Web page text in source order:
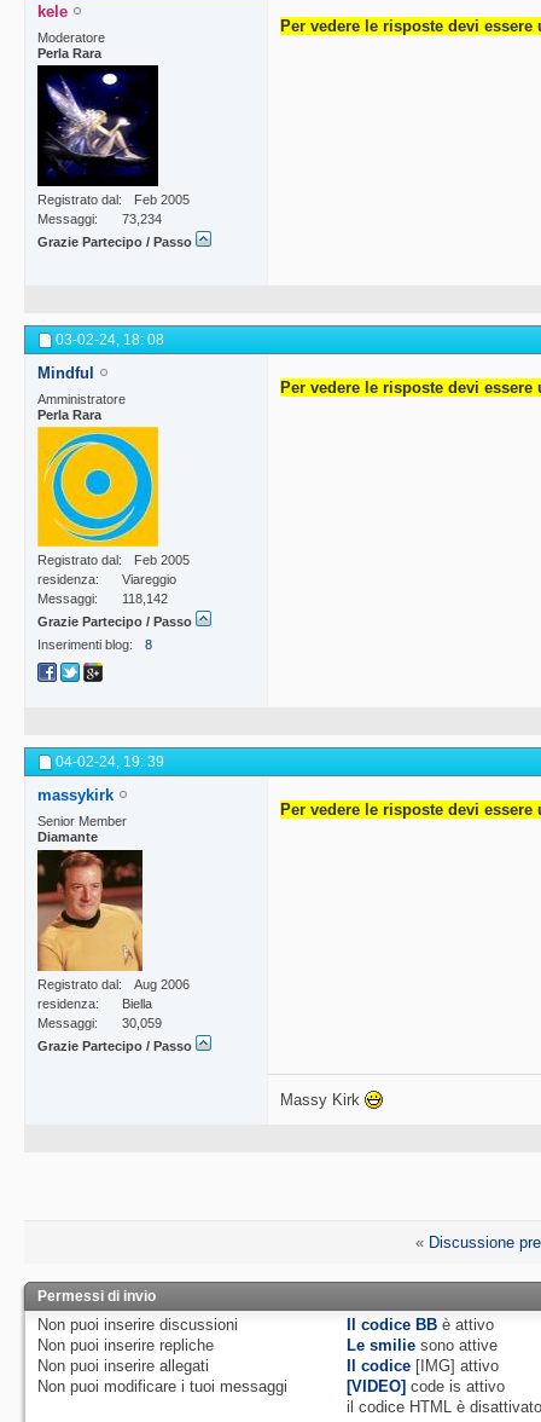
kele
Moderatore
Perla Rara
Registrato dal
Feb 2005
Messaggi
73,234
Grazie Partecipo / Passo
Per vedere le risposte devi essere
03-02-24, 18: 08
Mindful
Amministratore
Perla Rara
Registrato dal
Feb 2005
residenza
Viareggio
Messaggi
118,142
Grazie Partecipo / Passo
Inserimenti blog
8
Per vedere le risposte devi
04-02-24, 19: 39
massykirk
Senior Member
Diamante
Registrato dal
Aug 2006
residenza
Biella
Messaggi
30,059
Grazie Partecipo / Passo
Per vedere le risposte devi
Massy Kirk
« Discussione
Permessi di invio
Non puoi inserire discussioni
Non puoi inserire repliche
Non puoi inserire allegati
Non puoi modificare i tuoi messaggi
Il codice BB èattivo
Le smilie sono attive
Il codice [IMG]attivo
[VIDEO] code isattivo
il codice HTML è